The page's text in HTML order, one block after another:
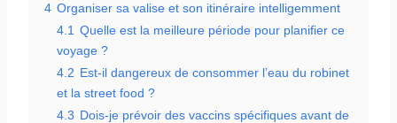
4 Organiser sa valise et son itinéraire intelligemment
4.1 Quelle est la meilleure période pour planifier ce
voyage ?
4.2 Est-il dangereux de consommer l’eau du robinet
et la street food ?
4.3 Dois-je prévoir des vaccins spécifiques avant de